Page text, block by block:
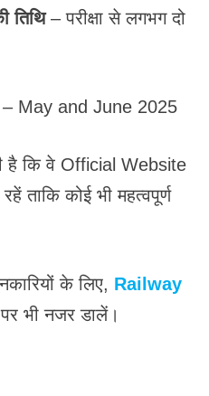
तिथि– परीक्षा से लगभग दो
May and June 2025
है कि वे Official Website
ताकि कोई भी महत्वपूर्ण
के लिए, Railway
पर भी नजर डालें।